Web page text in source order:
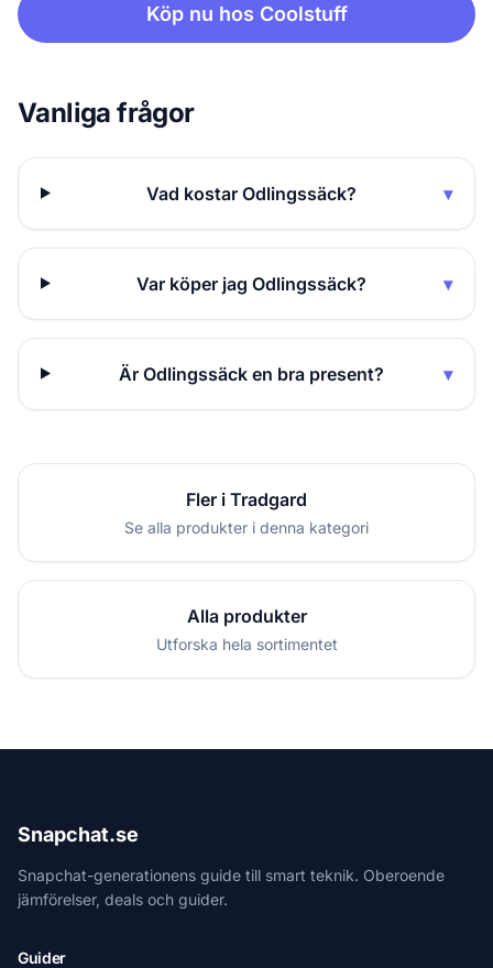
Köp nu hos Coolstuff
Vanliga frågor
Vad kostar Odlingssäck? ▾
Var köper jag Odlingssäck? ▾
Är Odlingssäck en bra present? ▾
Fler i Tradgard
Se alla produkter i denna kategori
Alla produkter
Utforska hela sortimentet
Snapchat.se
Snapchat-generationens guide till smart teknik. Oberoende
jämförelser, deals och guider.
Guider